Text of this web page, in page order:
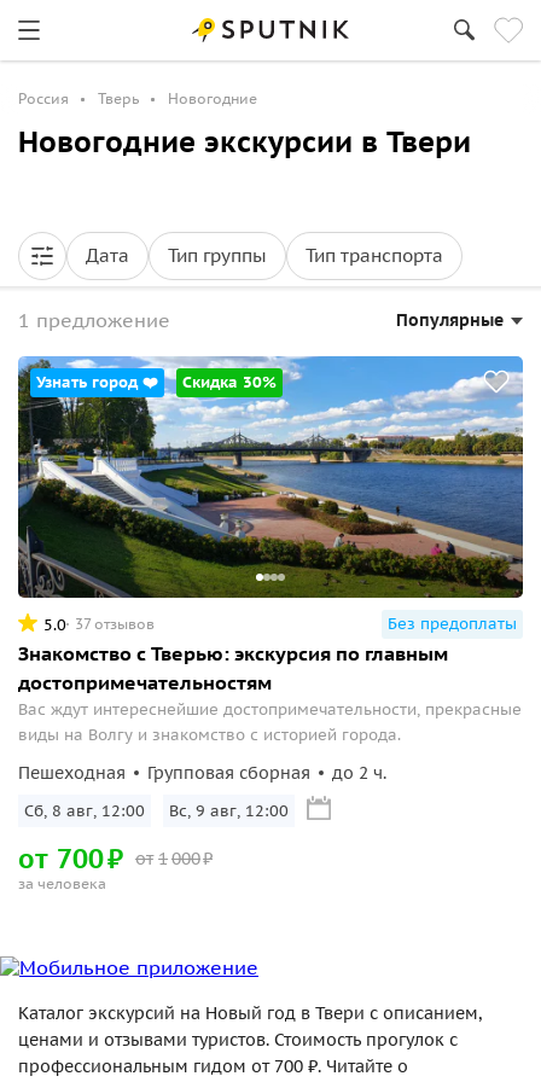
Россия Тверь Новогодние
Новогодние экскурсии в Твери
Дата Тип группы Тип транспорта
1 предложение Популярные
Узнать город ❤️ Скидка 30%
5.0 37 отзывов Без предоплаты
Знакомство с Тверью: экскурсия по главным
достопримечательностям
Вас ждут интереснейшие достопримечательности, прекрасные
виды на Волгу и знакомство с историей города.
Пешеходная Групповая сборная до 2 ч.
Сб, 8 авг, 12:00 Вс, 9 авг, 12:00
от 1000₽
от 700₽
за человека
Каталог экскурсий на Новый год в Твери с описанием,
ценами и отзывами туристов. Стоимость прогулок с
профессиональным гидом от 700 ₽. Читайте о